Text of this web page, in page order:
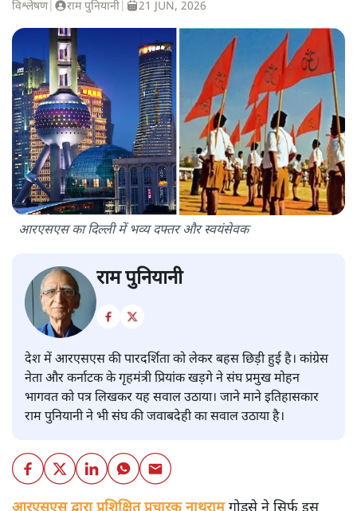
विश्लेषण| राम पुनियानी 21 JUN, 2026
आरएसएस का दिल्ली में भव्य दफ्तर और स्वयंसेवक
राम पुनियानी
देश में आरएसएस की पारदर्शिता को लेकर बहस छिड़ी हुई है। कांग्रेस
नेता और कर्नाटक के गृहमंत्री प्रियांक खड़गे ने संघ प्रमुख मोहन
भागवत को पत्र लिखकर यह सवाल उठाया। जाने माने इतिहासकार
राम पुनियानी ने भी संघ की जवाबदेही का सवाल उठाया है।